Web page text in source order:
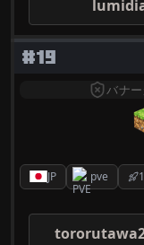
#19
バナ
JP pve